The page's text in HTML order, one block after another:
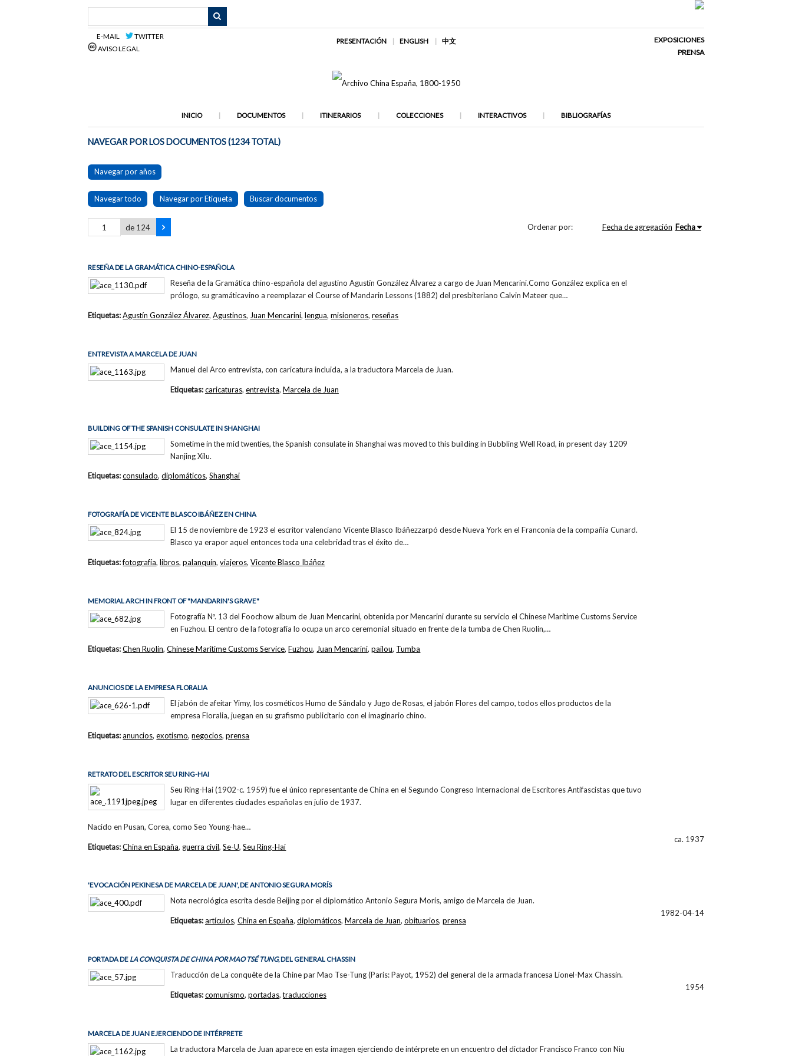
E-MAIL
TWITTER
AVISO LEGAL
PRESENTACIÓN ENGLISH 中文
EXPOSICIONES
PRENSA
INICIO DOCUMENTOS ITINERARIOS COLECCIONES INTERACTIVOS BIBLIOGRAFÍAS
NAVEGAR POR LOS DOCUMENTOS (1234 TOTAL)
Navegar por años
Navegar todo Navegar por Etiqueta Buscar documentos
de 124 Ordenar por: Fecha de agregación Fecha
RESEÑA DE LA GRAMÁTICA CHINO-ESPAÑOLA
Reseña de la Gramática chino-española del agustino Agustín González Álvarez a cargo de Juan Mencarini.Como González explica en el
prólogo, su gramáticavino a reemplazar el Course of Mandarin Lessons (1882) del presbiteriano Calvin Mateer que…
Etiquetas:Agustín González Álvarez,Agustinos, Juan Mencarini,lengua,misioneros,reseñas
ENTREVISTA A MARCELA DE JUAN
Manuel del Arco entrevista, con caricatura incluida, a la traductora Marcela de Juan.
Etiquetas:caricaturas, entrevista, Marcela de Juan
BUILDING OF THE SPANISH CONSULATE IN SHANGHAI
Sometime in the mid twenties, the Spanish consulate in Shanghai was moved to this building in Bubbling Well Road, in present day 1209
Nanjing Xilu.
Etiquetas:consulado,diplomáticos,Shanghai
FOTOGRAFÍA DE VICENTE BLASCO IBÁÑEZ EN CHINA
El 15 de noviembre de 1923 el escritor valenciano Vicente Blasco Ibáñezzarpó desde Nueva York en el Franconia de la compañía Cunard.
Blasco ya erapor aquel entonces toda una celebridad tras el éxito de…
Etiquetas:fotografía,libros,palanquín,viajeros,Vicente Blasco Ibáñez
MEMORIAL ARCH IN FRONT OF "MANDARIN'S GRAVE"
Fotografía Nº. 13 del Foochow album de Juan Mencarini, obtenida por Mencarini durante su servicio el Chinese Maritime Customs Service
en Fuzhou. El centro de la fotografía lo ocupa un arco ceremonial situado en frente de la tumba de Chen Ruolin,…
Etiquetas:Chen Ruolin,Chinese Maritime Customs Service,Fuzhou, Juan Mencarini,pailou, Tumba
ANUNCIOS DE LA EMPRESA FLORALIA
El jabón de afeitar Yimy, los cosméticos Humo de Sándalo y Jugo de Rosas, el jabón Flores del campo, todos ellos productos de la
empresa Floralia, juegan en su grafismo publicitario con el imaginario chino.
Etiquetas:anuncios,exotismo,negocios,prensa
RETRATO DEL ESCRITOR SEU RING-HAI
Seu Ring-Hai (1902-c. 1959) fue el único representante de China en el Segundo Congreso Internacional de Escritores Antifascistas que tuvo
lugar en diferentes ciudades españolas en julio de 1937.
Nacido en Pusan, Corea, como Seo Young-hae…
ca. 1937
Etiquetas:China en España, guerra civil,Se-U,Seu Ring-Hai
'EVOCACIÓN PEKINESA DE MARCELA DE JUAN', DE ANTONIO SEGURA MORÍS
Nota necrológica escrita desde Beijing por el diplomático Antonio Segura Morís, amigo de Marcela de Juan.
1982-04-14
Etiquetas:artículos, China en España, diplomáticos, Marcela de Juan, obituarios, prensa
PORTADA DE LA CONQUISTA DE CHINA POR MAO TSÉ TUNG, DEL GENERAL CHASSIN
Traducción de La conquête de la Chine par Mao Tse-Tung (Paris: Payot, 1952) del general de la armada francesa Lionel-Max Chassin.
1954
Etiquetas:comunismo, portadas,traducciones
MARCELA DE JUAN EJERCIENDO DE INTÉRPRETE
La traductora Marcela de Juan aparece en esta imagen ejerciendo de intérprete en un encuentro del dictador Francisco Franco con Niu